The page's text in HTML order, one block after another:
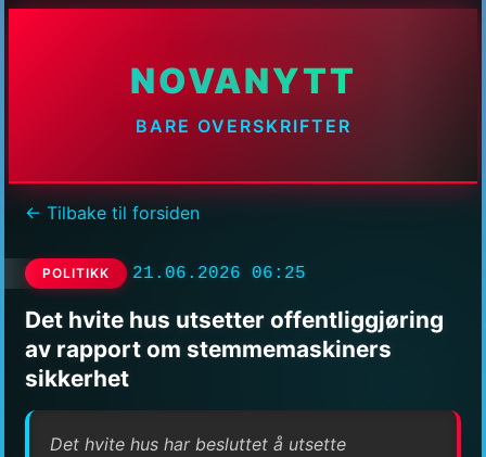
NOVANYTT
BARE OVERSKRIFTER
← Tilbake til forsiden
POLITIKK 21.06.2026 06:25
Det hvite hus utsetter offentliggjøring
av rapport om stemmemaskiners
sikkerhet
Det hvite hus har besluttet å utsette